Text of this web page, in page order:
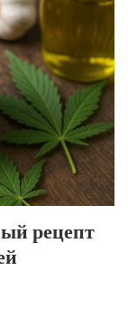
рецепт